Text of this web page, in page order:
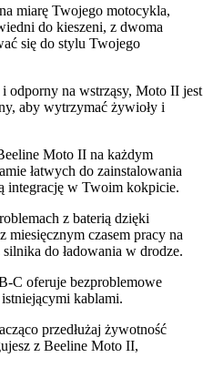
miarę Twojego motocykla,
do kieszeni, z dwoma
się do stylu Twojego
odporny na wstrząsy, Moto II jest
aby wytrzymać żywioły i
Moto II na każdym
łatwych do zainstalowania
integrację w Twoim kokpicie.
z baterią dzięki
miesięcznym czasem pracy na
do ładowania w drodze.
C oferuje bezproblemowe
kablami.
przedłużaj żywotność
z Beeline Moto II,